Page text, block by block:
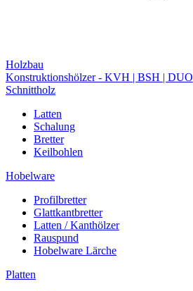
Holzbau
Konstruktionshölzer - KVH | BSH | DUO
Schnittholz
Latten
Schalung
Bretter
Keilbohlen
Hobelware
Profilbretter
Glattkantbretter
Latten / Kanthölzer
Rauspund
Hobelware Lärche
Platten